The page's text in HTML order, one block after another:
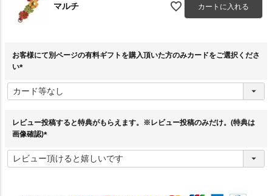
マルチ カートに入れる
お客様にて別ページの有料ギフトを購入頂いた方のみカードをご選択くださ
い
必
須
レビュー投稿すると特典がもらえます。※レビュー投稿のみだけ。(特典は
画像確認)
必
須